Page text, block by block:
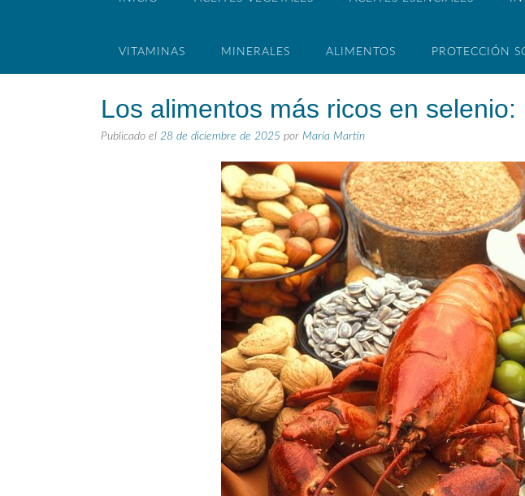
VITAMINAS MINERALES ALIMENTOS PROTECCIÓN
Los alimentos más ricos en
Publicado el 28 de diciembre de 2025 por María Martín